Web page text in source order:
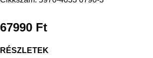
67990 Ft
RÉSZLETEK